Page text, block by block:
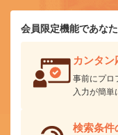
会員限定機能であな
カンタン
事前にプロ
入力が簡単
検索条件